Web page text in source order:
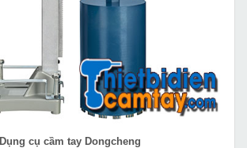
Dụng cụ cầm tay Dongcheng